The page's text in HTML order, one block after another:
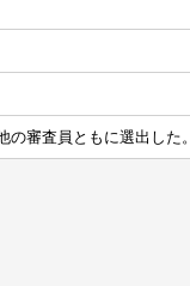
審査員ともに選出した。